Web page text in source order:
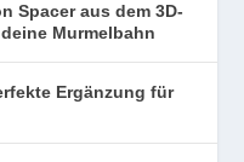
Spacer aus dem 3D-
Murmelbahn
Ergänzung für